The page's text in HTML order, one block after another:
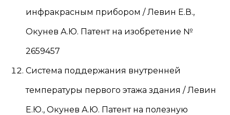
инфракрасным прибором / Левин Е.В.,
Окунев А.Ю. Патент на изобретение №
2659457
Система поддержания внутренней
температуры первого этажа здания / Левин
Е.Ю., Окунев А.Ю. Патент на полезную